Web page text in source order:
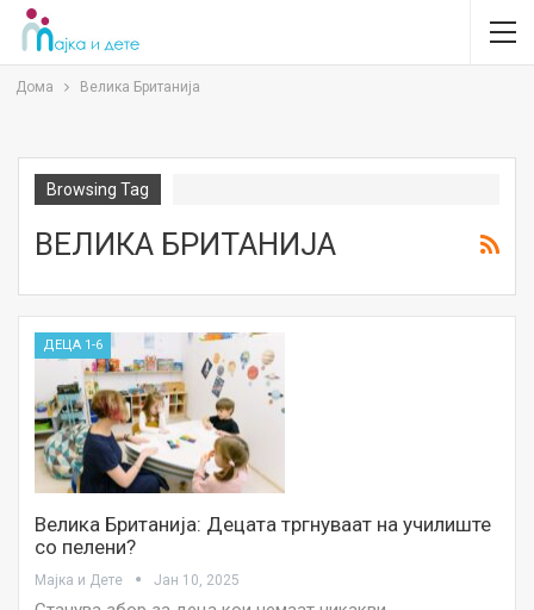
Дома Велика Британија
Browsing Tag
ВЕЛИКА БРИТАНИЈА
ДЕЦА 1-6
Велика Британија: Децата тргнуваат на училиште
со пелени?
Мајка и Дете Јан 10, 2025